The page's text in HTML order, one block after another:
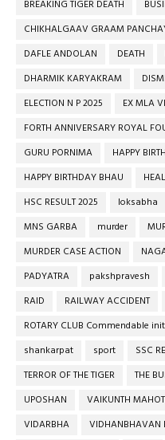
BREAKING TIGER DEATH
CHIKHALGAAV GRAAM
DAFLE ANDOLAN
DEATH
DHARMIK KARYAKRAM
ELECTION N P 2025
EX MLA
FORTH ANNIVERSARY ROYAL
GURU PORNIMA
HAPPY
HAPPY BIRTHDAY BHAU
HSC RESULT 2025
loksabha
MNS GARBA
murder
MURDER CASE ACTION
PADYATRA
pakshpravesh
RAID
RAILWAY ACCIDENT
ROTARY CLUB Commendable
shankarpat
sport SSC
TERROR OF THE TIGER
THE
UPOSHAN
VAIKUNTH
VIDARBHA
VIDHANBHAVAN